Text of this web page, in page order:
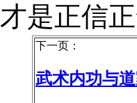
才是正信
下一页：
武术内功与